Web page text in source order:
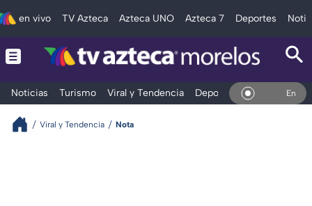
en vivo TV Azteca Azteca UNO Azteca 7 Deportes
Noticias Turismo Viral y Tendencia Deportes Espectáculos
En Vivo
Viral y Tendencia Nota